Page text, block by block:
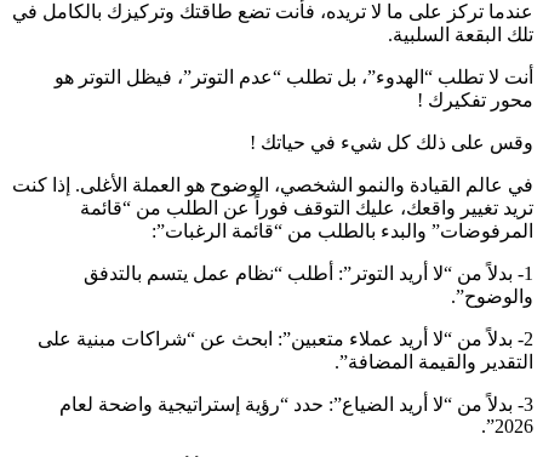
عندما تركز على ما لا تريده، فأنت تضع طاقتك وتركيزك بالكامل في
تلك البقعة السلبية.
أنت لا تطلب “الهدوء”، بل تطلب “عدم التوتر”، فيظل التوتر هو
محور تفكيرك !
وقس على ذلك كل شيء في حياتك !
في عالم القيادة والنمو الشخصي، الوضوح هو العملة الأغلى. إذا كنت
تريد تغيير واقعك، عليك التوقف فوراً عن الطلب من “قائمة
المرفوضات” والبدء بالطلب من “قائمة الرغبات”:
1- بدلاً من “لا أريد التوتر”: أطلب “نظام عمل يتسم بالتدفق
والوضوح”.
2- بدلاً من “لا أريد عملاء متعبين”: ابحث عن “شراكات مبنية على
التقدير والقيمة المضافة”.
3- بدلاً من “لا أريد الضياع”: حدد “رؤية إستراتيجية واضحة لعام
2026”.